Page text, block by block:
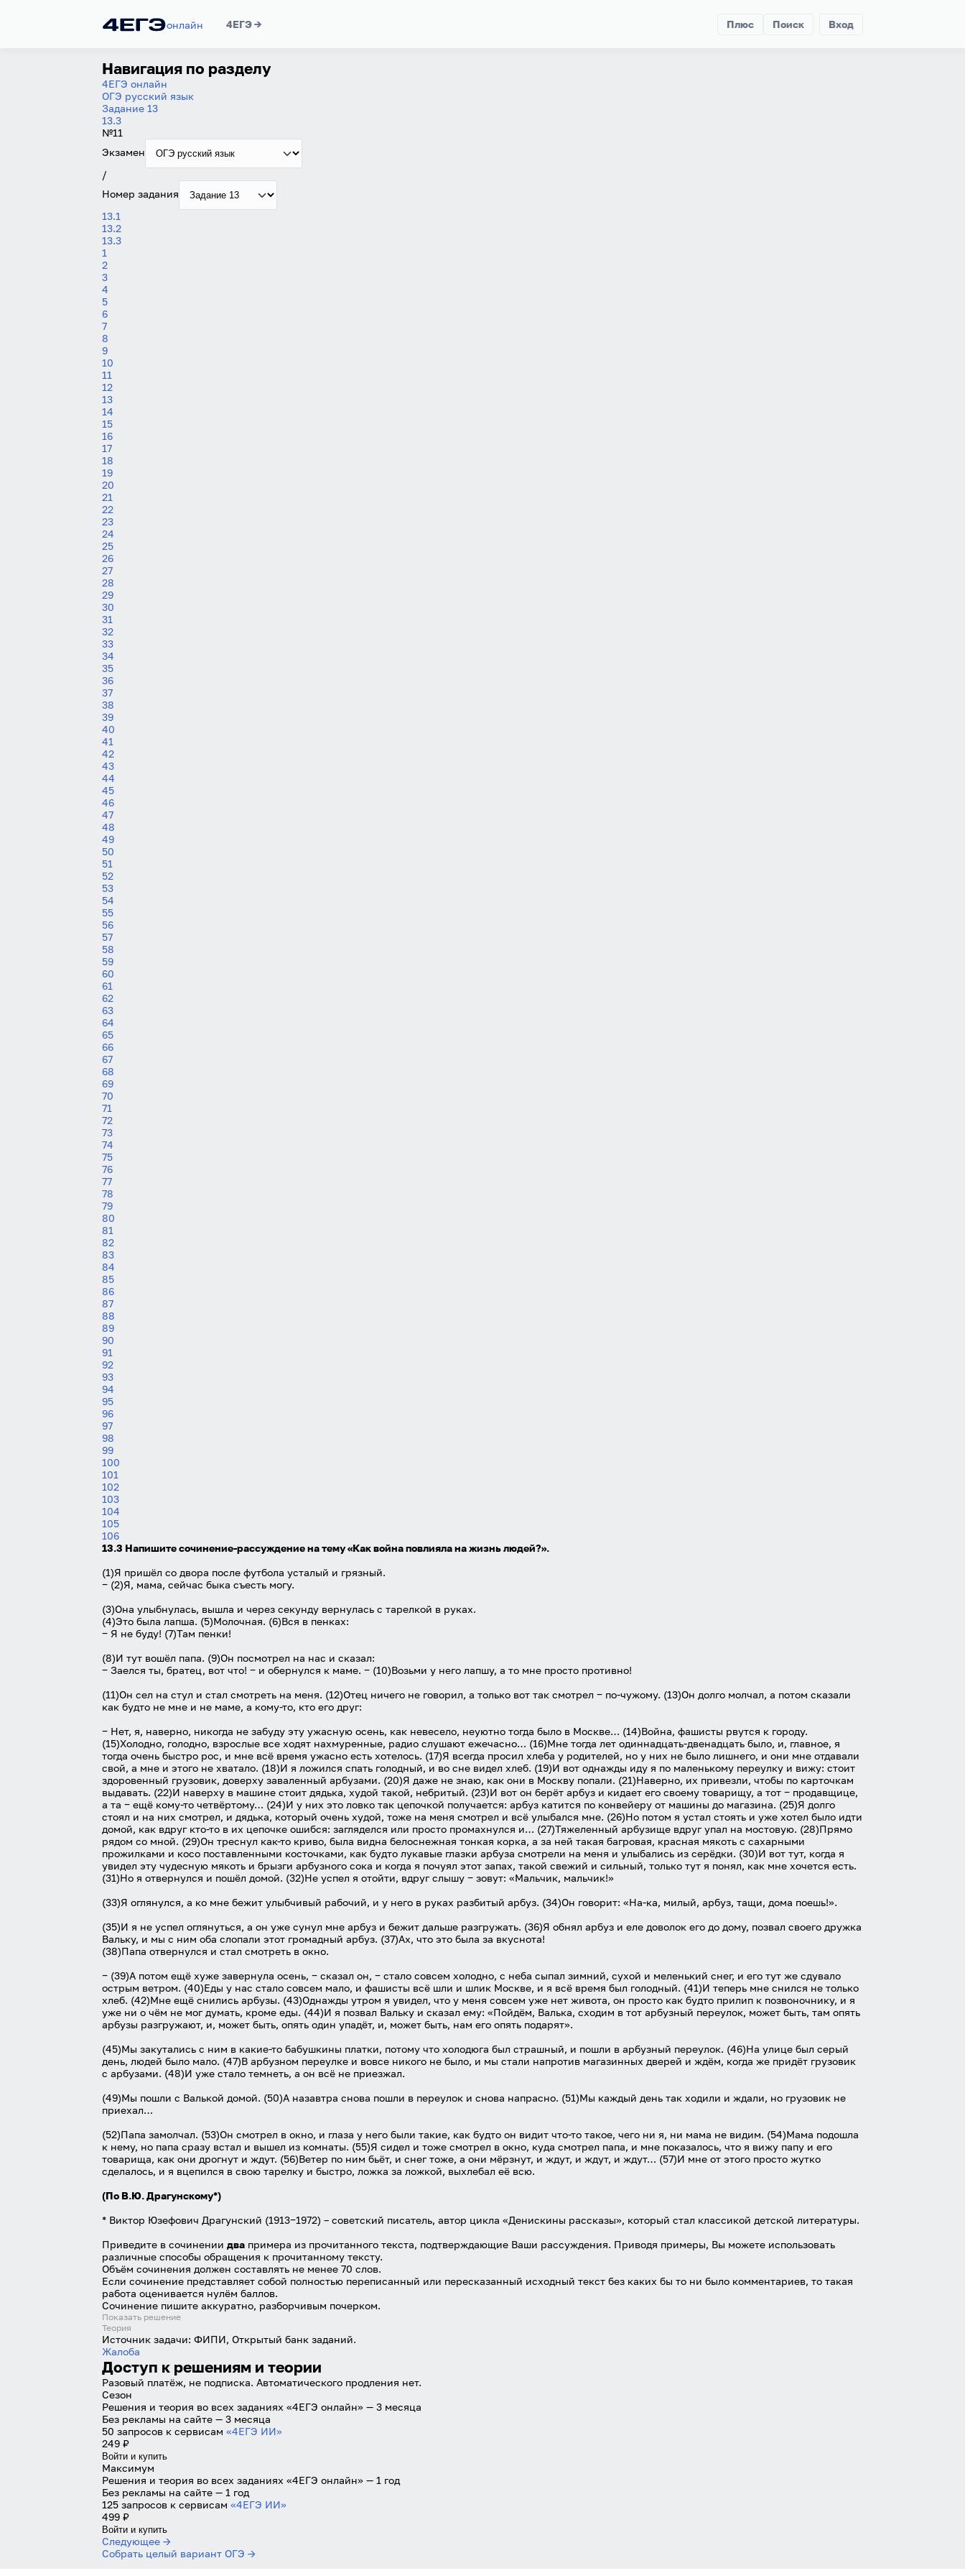
онлайн 4ЕГЭ → Вход
Плюс Поиск
Навигация по разделу
4ЕГЭ онлайн
ОГЭ русский язык
Задание 13
13.3
№11
Экзамен
/
Номер задания
13.1
13.2
13.3
1
2
3
4
5
6
7
8
9
10
11
12
13
14
15
16
17
18
19
20
21
22
23
24
25
26
27
28
29
30
31
32
33
34
35
36
37
38
39
40
41
42
43
44
45
46
47
48
49
50
51
52
53
54
55
56
57
58
59
60
61
62
63
64
65
66
67
68
69
70
71
72
73
74
75
76
77
78
79
80
81
82
83
84
85
86
87
88
89
90
91
92
93
94
95
96
97
98
99
100
101
102
103
104
105
106
13.3 Напишите сочинение-рассуждение на тему «Как война повлияла на жизнь людей?».
(1)Я пришёл со двора после футбола усталый и грязный.
‒ (2)Я, мама, сейчас быка съесть могу.
(3)Она улыбнулась, вышла и через секунду вернулась с тарелкой в руках.
(4)Это была лапша. (5)Молочная. (6)Вся в пенках:
‒ Я не буду! (7)Там пенки!
(8)И тут вошёл папа. (9)Он посмотрел на нас и сказал:
‒ Заелся ты, братец, вот что! ‒ и обернулся к маме. ‒ (10)Возьми у него лапшу, а то мне просто противно!
(11)Он сел на стул и стал смотреть на меня. (12)Отец ничего не говорил, а только вот так смотрел ‒ по-чужому. (13)Он долго молчал, а потом сказали
как будто не мне и не маме, а кому-то, кто его друг:
‒ Нет, я, наверно, никогда не забуду эту ужасную осень, как невесело, неуютно тогда было в Москве… (14)Война, фашисты рвутся к городу.
(15)Холодно, голодно, взрослые все ходят нахмуренные, радио слушают ежечасно… (16)Мне тогда лет одиннадцать-двенадцать было, и, главное, я
тогда очень быстро рос, и мне всё время ужасно есть хотелось. (17)Я всегда просил хлеба у родителей, но у них не было лишнего, и они мне отдавали
свой, а мне и этого не хватало. (18)И я ложился спать голодный, и во сне видел хлеб. (19)И вот однажды иду я по маленькому переулку и вижу: стоит
здоровенный грузовик, доверху заваленный арбузами. (20)Я даже не знаю, как они в Москву попали. (21)Наверно, их привезли, чтобы по карточкам
выдавать. (22)И наверху в машине стоит дядька, худой такой, небритый. (23)И вот он берёт арбуз и кидает его своему товарищу, а тот ‒ продавщице,
а та ‒ ещё кому-то четвёртому… (24)И у них это ловко так цепочкой получается: арбуз катится по конвейеру от машины до магазина. (25)Я долго
стоял и на них смотрел, и дядька, который очень худой, тоже на меня смотрел и всё улыбался мне. (26)Но потом я устал стоять и уже хотел было идти
домой, как вдруг кто-то в их цепочке ошибся: загляделся или просто промахнулся и… (27)Тяжеленный арбузище вдруг упал на мостовую. (28)Прямо
рядом со мной. (29)Он треснул как-то криво, была видна белоснежная тонкая корка, а за ней такая багровая, красная мякоть с сахарными
прожилками и косо поставленными косточками, как будто лукавые глазки арбуза смотрели на меня и улыбались из серёдки. (30)И вот тут, когда я
увидел эту чудесную мякоть и брызги арбузного сока и когда я почуял этот запах, такой свежий и сильный, только тут я понял, как мне хочется есть.
(31)Но я отвернулся и пошёл домой. (32)Не успел я отойти, вдруг слышу ‒ зовут: «Мальчик, мальчик!»
(33)Я оглянулся, а ко мне бежит улыбчивый рабочий, и у него в руках разбитый арбуз. (34)Он говорит: «На-ка, милый, арбуз, тащи, дома поешь!».
(35)И я не успел оглянуться, а он уже сунул мне арбуз и бежит дальше разгружать. (36)Я обнял арбуз и еле доволок его до дому, позвал своего дружка
Вальку, и мы с ним оба слопали этот громадный арбуз. (37)Ах, что это была за вкуснота!
(38)Папа отвернулся и стал смотреть в окно.
‒ (39)А потом ещё хуже завернула осень, ‒ сказал он, ‒ стало совсем холодно, с неба сыпал зимний, сухой и меленький снег, и его тут же сдувало
острым ветром. (40)Еды у нас стало совсем мало, и фашисты всё шли и шлик Москве, и я всё время был голодный. (41)И теперь мне снился не только
хлеб. (42)Мне ещё снились арбузы. (43)Однажды утром я увидел, что у меня совсем уже нет живота, он просто как будто прилип к позвоночнику, и я
уже ни о чём не мог думать, кроме еды. (44)И я позвал Вальку и сказал ему: «Пойдём, Валька, сходим в тот арбузный переулок, может быть, там опять
арбузы разгружают, и, может быть, опять один упадёт, и, может быть, нам его опять подарят».
(45)Мы закутались с ним в какие-то бабушкины платки, потому что холодюга был страшный, и пошли в арбузный переулок. (46)На улице был серый
день, людей было мало. (47)В арбузном переулке и вовсе никого не было, и мы стали напротив магазинных дверей и ждём, когда же придёт грузовик
с арбузами. (48)И уже стало темнеть, а он всё не приезжал.
(49)Мы пошли с Валькой домой. (50)А назавтра снова пошли в переулок и снова напрасно. (51)Мы каждый день так ходили и ждали, но грузовик не
приехал…
(52)Папа замолчал. (53)Он смотрел в окно, и глаза у него были такие, как будто он видит что-то такое, чего ни я, ни мама не видим. (54)Мама подошла
к нему, но папа сразу встал и вышел из комнаты. (55)Я сидел и тоже смотрел в окно, куда смотрел папа, и мне показалось, что я вижу папу и его
товарища, как они дрогнут и ждут. (56)Ветер по ним бьёт, и снег тоже, а они мёрзнут, и ждут, и ждут, и ждут… (57)И мне от этого просто жутко
сделалось, и я вцепился в свою тарелку и быстро, ложка за ложкой, выхлебал её всю.
(По В.Ю. Драгунскому*)
* Виктор Юзефович Драгунский (1913‒1972) – советский писатель, автор цикла «Денискины рассказы», который стал классикой детской литературы.
Приведите в сочинении два примера из прочитанного текста, подтверждающие Ваши рассуждения. Приводя примеры, Вы можете использовать
различные способы обращения к прочитанному тексту.
Объём сочинения должен составлять не менее 70 слов.
Если сочинение представляет собой полностью переписанный или пересказанный исходный текст без каких бы то ни было комментариев, то такая
работа оценивается нулём баллов.
Сочинение пишите аккуратно, разборчивым почерком.
Показать решение
Теория
Источник задачи: ФИПИ, Открытый банк заданий.
Жалоба
Доступ к решениям и теории
Разовый платёж, не подписка. Автоматического продления нет.
Сезон
Решения и теория во всех заданиях «4ЕГЭ онлайн» — 3 месяца
Без рекламы на сайте — 3 месяца
50 запросов к сервисам «4ЕГЭ ИИ»
249 ₽
Войти и купить
Максимум
Решения и теория во всех заданиях «4ЕГЭ онлайн» — 1 год
Без рекламы на сайте — 1 год
125 запросов к сервисам «4ЕГЭ ИИ»
499 ₽
Войти и купить
Следующее →
Собрать целый вариант ОГЭ →